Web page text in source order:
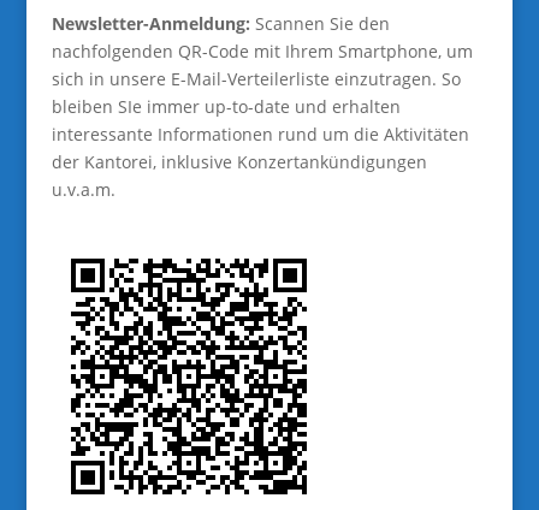
Newsletter-Anmeldung: Scannen Sie den
nachfolgenden QR-Code mit Ihrem Smartphone, um
sich in unsere E-Mail-Verteilerliste einzutragen. So
bleiben SIe immer up-to-date und erhalten
interessante Informationen rund um die Aktivitäten
der Kantorei, inklusive Konzertankündigungen
u.v.a.m.